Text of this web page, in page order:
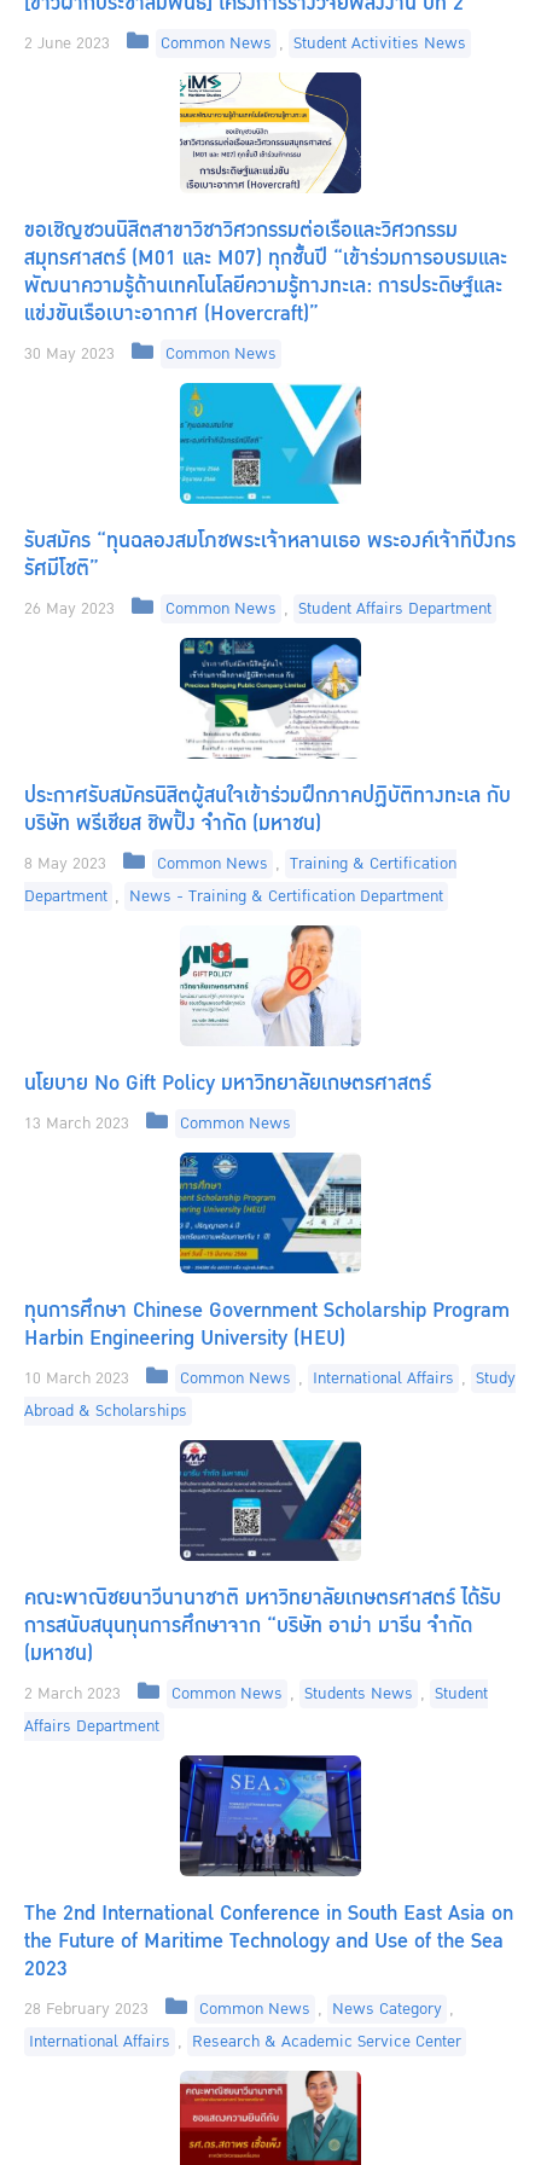
2 June 2023 Categories
Common News , Student Activities News
ขอเชิญชวนนิสิตสาขาวิชาวิศวกรรมต่อเรือและวิศวกรรม
สมุทรศาสตร์ (M01 และ M07) ทุกชั้นปี “เข้าร่วมการอบรมและ
พัฒนาความรู้ด้านเทคโนโลยีความรู้ทางทะเล: การประดิษฐ์และ
แข่งขันเรือเบาะอากาศ (Hovercraft)”
30 May 2023 Categories
Common News
รับสมัคร “ทุนฉลองสมโภชพระเจ้าหลานเธอ พระองค์เจ้าทีปังกร
รัศมีโชติ”
26 May 2023 Categories
Common News , Student Affairs Department
ประกาศรับสมัครนิสิตผู้สนใจเข้าร่วมฝึกภาคปฏิบัติทางทะเล กับ
บริษัท พรีเชียส ชิพปิ้ง จำกัด (มหาชน)
8 May 2023 Categories
Common News , Training & Certification
Department , News - Training & Certification Department
นโยบาย No Gift Policy มหาวิทยาลัยเกษตรศาสตร์
13 March 2023 Categories
Common News
ทุนการศึกษา Chinese Government Scholarship Program
Harbin Engineering University (HEU)
10 March 2023 Categories
Common News , International Affairs , Study
Abroad & Scholarships
คณะพาณิชยนาวีนานาชาติ มหาวิทยาลัยเกษตรศาสตร์ ได้รับ
การสนับสนุนทุนการศึกษาจาก “บริษัท อาม่า มารีน จำกัด
(มหาชน)
2 March 2023 Categories
Common News , Students News , Student
Affairs Department
The 2nd International Conference in South East Asia on
the Future of Maritime Technology and Use of the Sea
2023
28 February 2023 Categories
Common News , News Category ,
International Affairs , Research & Academic Service Center